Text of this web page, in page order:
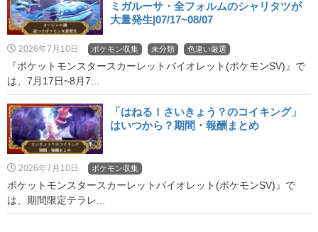
ミガルーサ・全フォルムのシャリタツが
大量発生|07/17~08/07
2026年7月10日 ポケモン収集 未分類 色違い厳選
『ポケットモンスタースカーレットバイオレット(ポケモンSV)』で
は、7月17日~8月7...
「はねる！さいきょう？のコイキング」
はいつから？期間・報酬まとめ
2026年7月10日 ポケモン収集
ポケットモンスタースカーレットバイオレット(ポケモンSV)』で
は、期間限定テラレ...